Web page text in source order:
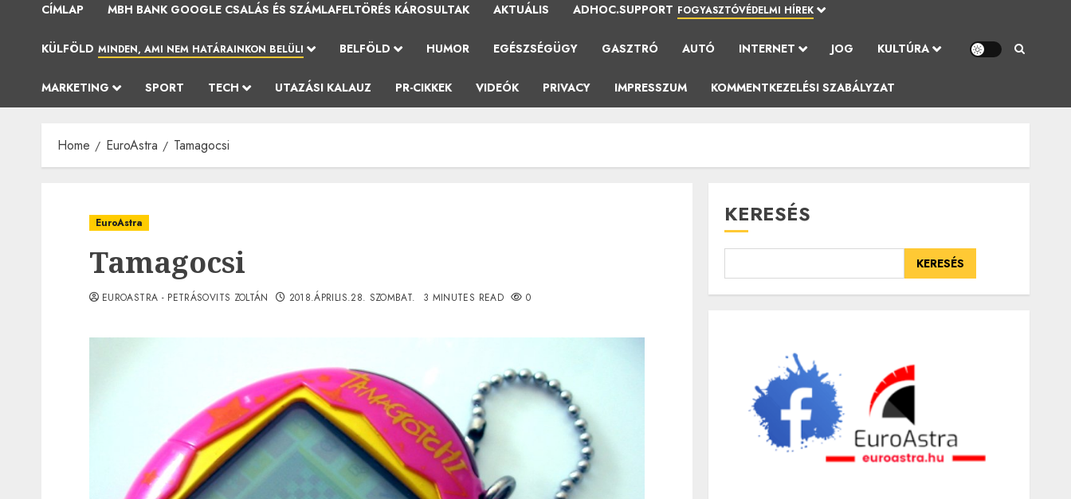
CÍMLAP MBH BANK GOOGLE CSALÁS ÉS SZÁMLAFELTÖRÉS KÁROSULTAK AKTUÁLIS ADHOC.SUPPORT FOGYASZTÓVÉDELMI HÍREK
KÜLFÖLD MINDEN, AMI NEM HATÁRAINKON BELÜLI BELFÖLD HUMOR EGÉSZSÉGÜGY GASZTRÓ AUTÓ INTERNET JOG KULTÚRA
MARKETING SPORT TECH UTAZÁSI KALAUZ PR-CIKKEK VIDEÓK PRIVACY IMPRESSZUM KOMMENTKEZELÉSI SZABÁLYZAT
Home EuroAstra Tamagocsi
EuroAstra
Tamagocsi
EUROASTRA - PETRÁSOVITS ZOLTÁN 2018.ÁPRILIS.28. SZOMBAT. 3 MINUTES READ 0
KERESÉS
KERESÉS